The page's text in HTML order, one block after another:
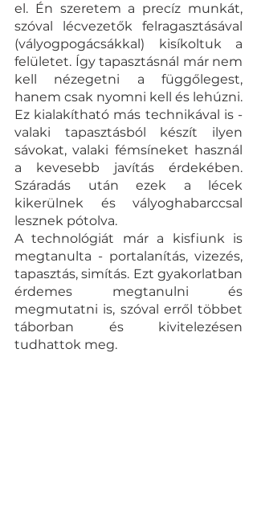
el. Én szeretem a precíz munkát,
szóval lécvezetők felragasztásával
(vályogpogácsákkal) kisíkoltuk a
felületet. Így tapasztásnál már nem
kell nézegetni a függőlegest,
hanem csak nyomni kell és lehúzni.
Ez kialakítható más technikával is -
valaki tapasztásból készít ilyen
sávokat, valaki fémsíneket használ
a kevesebb javítás érdekében.
Száradás után ezek a lécek
kikerülnek és vályoghabarccsal
lesznek pótolva.
A technológiát már a kisfiunk is
megtanulta - portalanítás, vizezés,
tapasztás, simítás. Ezt gyakorlatban
érdemes megtanulni és
megmutatni is, szóval erről többet
táborban és kivitelezésen
tudhattok meg.